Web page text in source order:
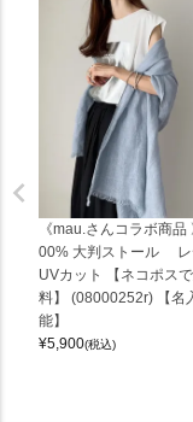
《mau.さんコラボ商品
00% 大判ストール レ
UVカット 【ネコポス
料】 (08000252r) 【名
能】
¥5,900(税込)